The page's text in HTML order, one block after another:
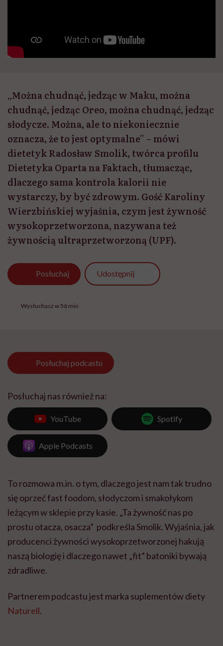
„Można chudnąć, jedząc w Maku, można
chudnąć, jedząc Oreo, można chudnąć, jedząc
słodycze. Można, ale to niekoniecznie
oznacza, że to jest optymalne” – mówi
dietetyk Radosław Smolik, twórca profilu
Dietetyka Oparta na Faktach, tłumacząc,
dlaczego sama kontrola kalorii nie
wystarczy, by być zdrowym. Gość Karoliny
Wierzbińskiej wyjaśnia, czym jest żywność
wysokoprzetworzona, nazywana też
żywnością ultraprzetworzoną (UPF).
Posłuchaj Udostępnij
Wysłuchasz w 56 min
Posłuchaj podcastu
Posłuchaj nas również na:
YouTube Spotify
Apple Podcasts
To rozmowa m.in. o tym, dlaczego jest nam tak trudno
się oprzeć fast foodom, słodyczom i smakołykom
leżącym w sklepie przy kasie. „Ta żywność nas po
prostu otacza, osacza” podkreśla Smolik. Wyjaśnia, jak
producenci żywności wysokoprzetworzonej hakują
naszą biologię i dlaczego nawet „fit” batoniki bywają
zdradliwe.
Partnerem podcastu jest marka suplementów diety
Naturell.